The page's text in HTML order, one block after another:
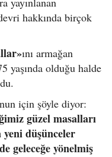
hakkında birçok
ını armağan
yaşında olduğu halde
için şöyle diyor:
güzel masalları
yeni düşünceler
geleceğe yönelmiş